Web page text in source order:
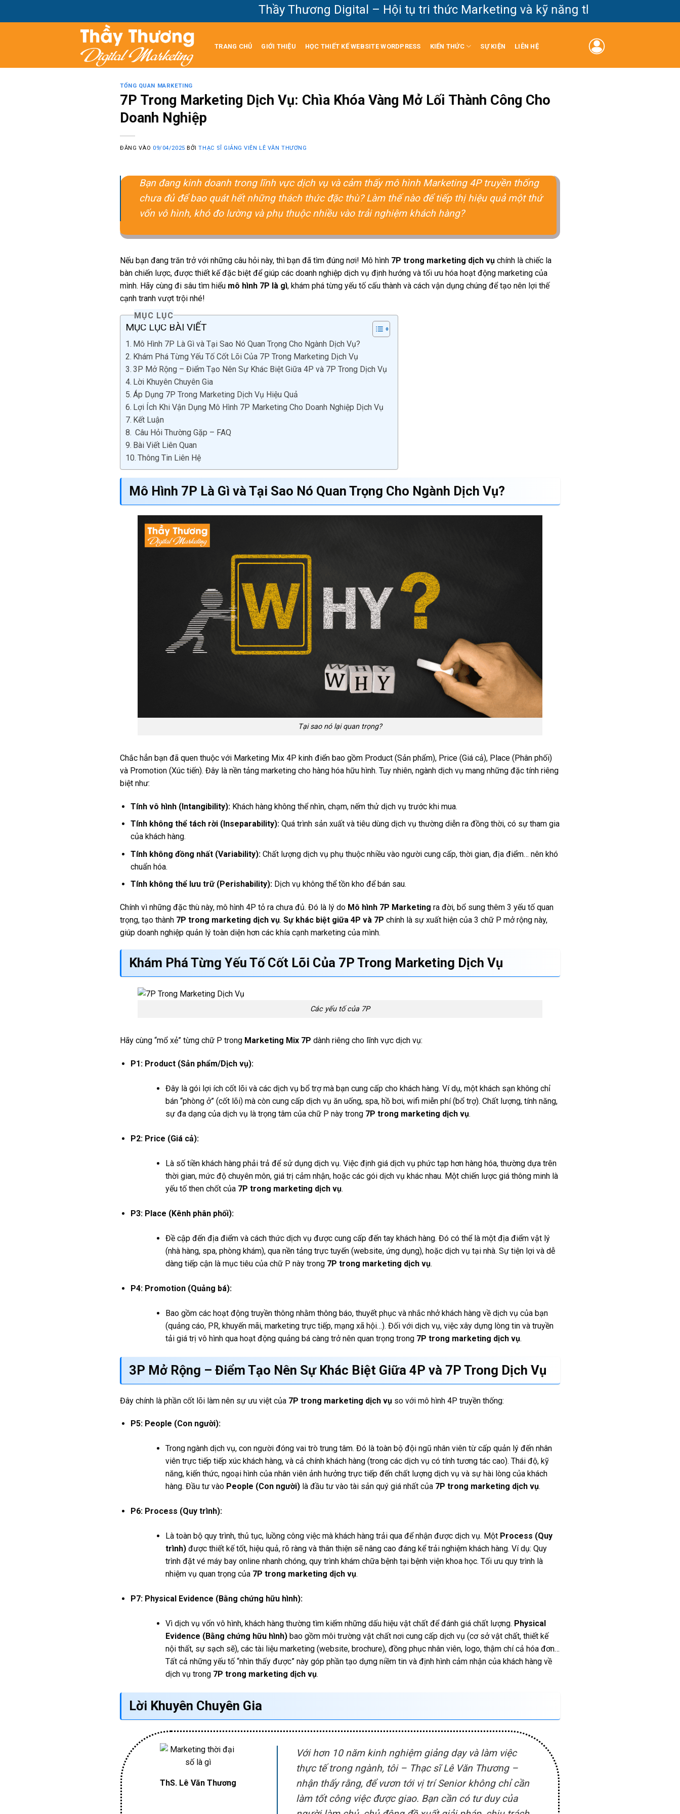
Thầy Thương Digital – Hội tụ tri thức Marketing và kỹ năng thực chiến cho thế hệ
TRANG CHỦ GIỚI THIỆU HỌC THIẾT KẾ WEBSITE WORDPRESS KIẾN THỨC SỰ KIỆN LIÊN HỆ
TỔNG QUAN MARKETING
7P Trong Marketing Dịch Vụ: Chìa Khóa Vàng Mở Lối Thành Công Cho
Doanh Nghiệp
ĐĂNG VÀO 09/04/2025 BỞITHẠC SĨ GIẢNG VIÊN LÊ VĂN THƯƠNG
Bạn đang kinh doanh trong lĩnh vực dịch vụ và cảm thấy mô hình Marketing 4P truyền thống
chưa đủ để bao quát hết những thách thức đặc thù? Làm thế nào để tiếp thị hiệu quả một thứ
vốn vô hình, khó đo lường và phụ thuộc nhiều vào trải nghiệm khách hàng?
Nếu bạn đang trăn trở với những câu hỏi này, thì bạn đã tìm đúng nơi! Mô hình 7P trong marketing dịch vụ chính là chiếc la
bàn chiến lược, được thiết kế đặc biệt để giúp các doanh nghiệp dịch vụ định hướng và tối ưu hóa hoạt động marketing của
mình. Hãy cùng đi sâu tìm hiểu mô hình 7P là gì, khám phá từng yếu tố cấu thành và cách vận dụng chúng để tạo nên lợi thế
cạnh tranh vượt trội nhé!
MỤC LỤC
MỤC LỤC BÀI VIẾT
Mô Hình 7P Là Gì và Tại Sao Nó Quan Trọng Cho Ngành Dịch Vụ?
Khám Phá Từng Yếu Tố Cốt Lõi Của 7P Trong Marketing Dịch Vụ
3P Mở Rộng – Điểm Tạo Nên Sự Khác Biệt Giữa 4P và 7P Trong Dịch Vụ
Lời Khuyên Chuyên Gia
Áp Dụng 7P Trong Marketing Dịch Vụ Hiệu Quả
Lợi Ích Khi Vận Dụng Mô Hình 7P Marketing Cho Doanh Nghiệp Dịch Vụ
Kết Luận
Câu Hỏi Thường Gặp – FAQ
Bài Viết Liên Quan
Thông Tin Liên Hệ
Mô Hình 7P Là Gì và Tại Sao Nó Quan Trọng Cho Ngành Dịch Vụ?
Tại sao nó lại quan trọng?
Chắc hẳn bạn đã quen thuộc với Marketing Mix 4P kinh điển bao gồm Product (Sản phẩm), Price (Giá cả), Place (Phân phối)
và Promotion (Xúc tiến). Đây là nền tảng marketing cho hàng hóa hữu hình. Tuy nhiên, ngành dịch vụ mang những đặc tính riêng
biệt như:
Tính vô hình (Intangibility):Khách hàng không thể nhìn, chạm, nếm thử dịch vụ trước khi mua.
Tính không thể tách rời (Inseparability):Quá trình sản xuất và tiêu dùng dịch vụ thường diễn ra đồng thời, có sự tham gia
của khách hàng.
Tính không đồng nhất (Variability):Chất lượng dịch vụ phụ thuộc nhiều vào người cung cấp, thời gian, địa điểm… nên khó
chuẩn hóa.
Tính không thể lưu trữ (Perishability):Dịch vụ không thể tồn kho để bán sau.
Chính vì những đặc thù này, mô hình 4P tỏ ra chưa đủ. Đó là lý do Mô hình 7P Marketing ra đời, bổ sung thêm 3 yếu tố quan
trọng, tạo thành 7P trong marketing dịch vụ. Sự khác biệt giữa 4P và 7P chính là sự xuất hiện của 3 chữ P mở rộng này,
giúp doanh nghiệp quản lý toàn diện hơn các khía cạnh marketing của mình.
Khám Phá Từng Yếu Tố Cốt Lõi Của 7P Trong Marketing Dịch Vụ
Các yếu tố của 7P
Hãy cùng “mổ xẻ” từng chữ P trong Marketing Mix 7P dành riêng cho lĩnh vực dịch vụ:
P1: Product (Sản phẩm/Dịch vụ):
Đây là gói lợi ích cốt lõi và các dịch vụ bổ trợ mà bạn cung cấp cho khách hàng. Ví dụ, một khách sạn không chỉ
bán “phòng ở” (cốt lõi) mà còn cung cấp dịch vụ ăn uống, spa, hồ bơi, wifi miễn phí (bổ trợ). Chất lượng, tính năng,
sự đa dạng của dịch vụ là trọng tâm của chữ P này trong 7P trong marketing dịch vụ.
P2: Price (Giá cả):
Là số tiền khách hàng phải trả để sử dụng dịch vụ. Việc định giá dịch vụ phức tạp hơn hàng hóa, thường dựa trên
thời gian, mức độ chuyên môn, giá trị cảm nhận, hoặc các gói dịch vụ khác nhau. Một chiến lược giá thông minh là
yếu tố then chốt của 7P trong marketing dịch vụ.
P3: Place (Kênh phân phối):
Đề cập đến địa điểm và cách thức dịch vụ được cung cấp đến tay khách hàng. Đó có thể là một địa điểm vật lý
(nhà hàng, spa, phòng khám), qua nền tảng trực tuyến (website, ứng dụng), hoặc dịch vụ tại nhà. Sự tiện lợi và dễ
dàng tiếp cận là mục tiêu của chữ P này trong 7P trong marketing dịch vụ.
P4: Promotion (Quảng bá):
Bao gồm các hoạt động truyền thông nhằm thông báo, thuyết phục và nhắc nhở khách hàng về dịch vụ của bạn
(quảng cáo, PR, khuyến mãi, marketing trực tiếp, mạng xã hội…). Đối với dịch vụ, việc xây dựng lòng tin và truyền
tải giá trị vô hình qua hoạt động quảng bá càng trở nên quan trọng trong 7P trong marketing dịch vụ.
3P Mở Rộng – Điểm Tạo Nên Sự Khác Biệt Giữa 4P và 7P Trong Dịch Vụ
Đây chính là phần cốt lõi làm nên sự ưu việt của 7P trong marketing dịch vụ so với mô hình 4P truyền thống:
P5: People (Con người):
Trong ngành dịch vụ, con người đóng vai trò trung tâm. Đó là toàn bộ đội ngũ nhân viên từ cấp quản lý đến nhân
viên trực tiếp tiếp xúc khách hàng, và cả chính khách hàng (trong các dịch vụ có tính tương tác cao). Thái độ, kỹ
năng, kiến thức, ngoại hình của nhân viên ảnh hưởng trực tiếp đến chất lượng dịch vụ và sự hài lòng của khách
hàng. Đầu tư vào People (Con người)là đầu tư vào tài sản quý giá nhất của 7P trong marketing dịch vụ.
P6: Process (Quy trình):
Là toàn bộ quy trình, thủ tục, luồng công việc mà khách hàng trải qua để nhận được dịch vụ. Một Process (Quy
trình)được thiết kế tốt, hiệu quả, rõ ràng và thân thiện sẽ nâng cao đáng kể trải nghiệm khách hàng. Ví dụ: Quy
trình đặt vé máy bay online nhanh chóng, quy trình khám chữa bệnh tại bệnh viện khoa học. Tối ưu quy trình là
nhiệm vụ quan trọng của 7P trong marketing dịch vụ.
P7: Physical Evidence (Bằng chứng hữu hình):
Vì dịch vụ vốn vô hình, khách hàng thường tìm kiếm những dấu hiệu vật chất để đánh giá chất lượng. Physical
Evidence (Bằng chứng hữu hình)bao gồm môi trường vật chất nơi cung cấp dịch vụ (cơ sở vật chất, thiết kế
nội thất, sự sạch sẽ), các tài liệu marketing (website, brochure), đồng phục nhân viên, logo, thậm chí cả hóa đơn…
Tất cả những yếu tố “nhìn thấy được” này góp phần tạo dựng niềm tin và định hình cảm nhận của khách hàng về
dịch vụ trong 7P trong marketing dịch vụ.
Lời Khuyên Chuyên Gia
ThS. Lê Văn Thương
Với hơn 10 năm kinh nghiệm giảng dạy và làm việc
thực tế trong ngành, tôi – Thạc sĩ Lê Văn Thương –
nhận thấy rằng, để vươn tới vị trí Senior không chỉ cần
làm tốt công việc được giao. Bạn cần có tư duy của